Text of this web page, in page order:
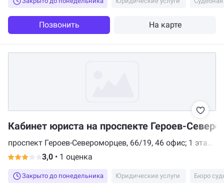
Позвонить На карте
Кабинет юриста на проспекте Героев-
проспект Героев-Североморцев, 66/19, 46 офис; 1 этаж;
отдельная кнопка домофона, Мурманск
3,0 • 1 оценка
Закрыто до понедельника Юридические услуги Бюро